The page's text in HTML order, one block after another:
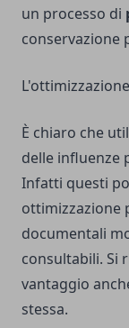
un processo di
conservazione
È chiaro che
delle influenze
Infatti questi
ottimizzazione
documentali
consultabili. Si
vantaggio
stessa.